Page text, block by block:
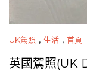
UK駕照 , 生活 , 首頁
英國駕照(UK